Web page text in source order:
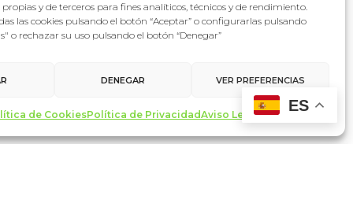
y de terceros para fines analíticos, técnicos y de rendimiento.
las cookies pulsando el botón “Aceptar” o configurarlas pulsando
o rechazar su uso pulsando el botón “Denegar”
DENEGAR VER PREFERENCIAS
de CookiesPolítica de PrivacidadAviso Legal
ES